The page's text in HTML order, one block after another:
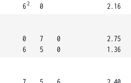
62
0
2.16
0
6
7
5
0
0
2.75
1.36